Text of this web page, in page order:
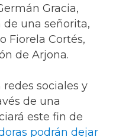
Gracia,
una señorita,
Fiorela Cortés,
de Arjona.
sociales y
de una
este fin de
podrán dejar